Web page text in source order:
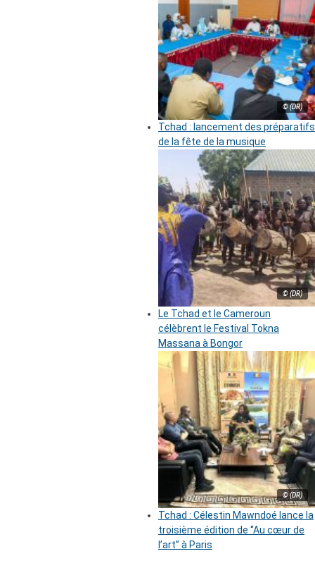
© (DR)
Tchad : lancement des préparatifs
de la fête de la musique
© (DR)
Le Tchad et le Cameroun
célèbrent le Festival Tokna
Massana à Bongor
© (DR)
Tchad : Célestin Mawndoé lance la
troisième édition de ‘’Au cœur de
l’art’’ à Paris